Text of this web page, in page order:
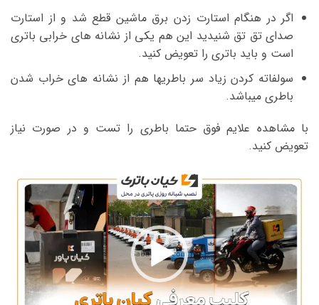
اگر در هنگام استارت زدن برق ماشین قطع شد و از استارت
صدای تق تق شنیدید این هم یکی از نشانه های خرابی باتری
است و باید باتری را تعویض کنید.
سولفاته کردن زیاد سر باطریها هم از نشانه های خراب شدن
باطری میباشد.
با مشاهده علایم فوق حتما باطری را تست و در صورت نیاز
تعویض کنید.
نمایشگر
ویدیو